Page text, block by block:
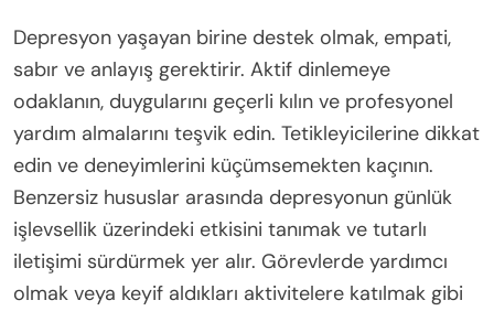
Depresyon yaşayan birine destek olmak, empati,
sabır ve anlayış gerektirir. Aktif dinlemeye
odaklanın, duygularını geçerli kılın ve profesyonel
yardım almalarını teşvik edin. Tetikleyicilerine dikkat
edin ve deneyimlerini küçümsemekten kaçının.
Benzersiz hususlar arasında depresyonun günlük
işlevsellik üzerindeki etkisini tanımak ve tutarlı
iletişimi sürdürmek yer alır. Görevlerde yardımcı
olmak veya keyif aldıkları aktivitelere katılmak gibi